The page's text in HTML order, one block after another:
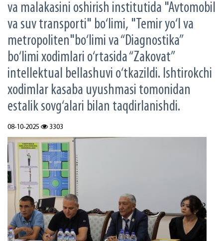
va malakasini oshirish institutida "Avtomobil
va suv transporti" bo‘limi, "Temir yo‘l va
metropoliten"bo‘limi va “Diagnostika”
bo‘limi xodimlari o‘rtasida “Zakovat”
intellektual bellashuvi o‘tkazildi. Ishtirokchi
xodimlar kasaba uyushmasi tomonidan
estalik sovg‘alari bilan taqdirlanishdi.
08-10-2025 3303